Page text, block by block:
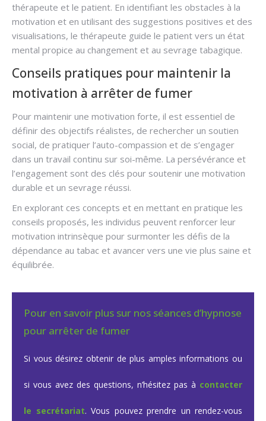
thérapeute et le patient. En identifiant les obstacles à la
motivation et en utilisant des suggestions positives et des
visualisations, le thérapeute guide le patient vers un état
mental propice au changement et au sevrage tabagique.
Conseils pratiques pour maintenir la
motivation à arrêter de fumer
Pour maintenir une motivation forte, il est essentiel de
définir des objectifs réalistes, de rechercher un soutien
social, de pratiquer l’auto-compassion et de s’engager
dans un travail continu sur soi-même. La persévérance et
l’engagement sont des clés pour soutenir une motivation
durable et un sevrage réussi.
En explorant ces concepts et en mettant en pratique les
conseils proposés, les individus peuvent renforcer leur
motivation intrinsèque pour surmonter les défis de la
dépendance au tabac et avancer vers une vie plus saine et
équilibrée.
Pour en savoir plus sur nos séances d’hypnose
pour arrêter de fumer
Si vous désirez obtenir de plus amples informations ou
si vous avez des questions, n’hésitez pas à contacter
le secrétariat. Vous pouvez prendre un rendez-vous